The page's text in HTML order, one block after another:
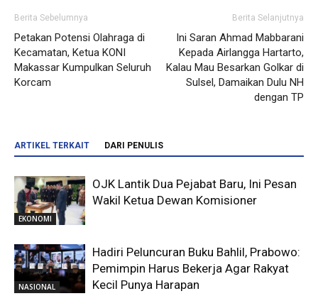
Berita Sebelumnya
Petakan Potensi Olahraga di
Kecamatan, Ketua KONI
Makassar Kumpulkan Seluruh
Korcam
Berita Selanjutnya
Ini Saran Ahmad Mabbarani
Kepada Airlangga Hartarto,
Kalau Mau Besarkan Golkar di
Sulsel, Damaikan Dulu NH
dengan TP
ARTIKEL TERKAIT DARI PENULIS
EKONOMI
OJK Lantik Dua Pejabat Baru, Ini Pesan
Wakil Ketua Dewan Komisioner
NASIONAL
Hadiri Peluncuran Buku Bahlil, Prabowo:
Pemimpin Harus Bekerja Agar Rakyat
Kecil Punya Harapan